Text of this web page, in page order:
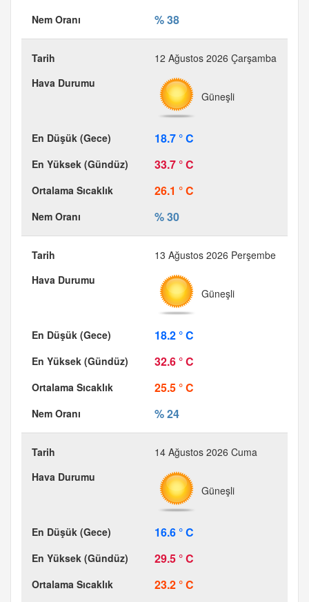
% 38
12 Ağustos 2026 Çarşamba
Güneşli
18.7 ° C
33.7 ° C
26.1 ° C
% 30
13 Ağustos 2026 Perşembe
Güneşli
18.2 ° C
32.6 ° C
25.5 ° C
% 24
14 Ağustos 2026 Cuma
Güneşli
16.6 ° C
29.5 ° C
23.2 ° C